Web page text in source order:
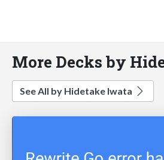
More Decks by
See All by Hidetake Iwata